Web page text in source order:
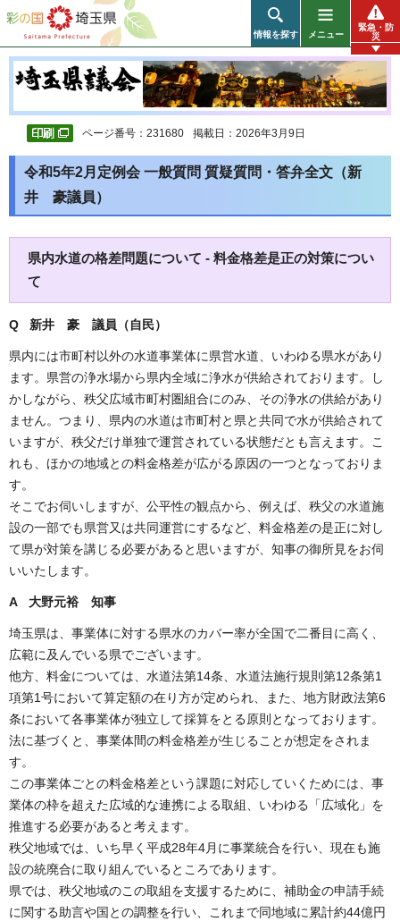
彩の国 埼玉県
情報を探す メニュー
緊急・防
災
ページ番号：231680 掲載日：2026年3月9日
令和5年2月定例会 一般質問 質疑質問・答弁全文（新
井 豪議員）
県内水道の格差問題について - 料金格差是正の対策につい
て
Q 新井 豪 議員（自民）
県内には市町村以外の水道事業体に県営水道、いわゆる県水があり
ます。県営の浄水場から県内全域に浄水が供給されております。し
かしながら、秩父広域市町村圏組合にのみ、その浄水の供給があり
ません。つまり、県内の水道は市町村と県と共同で水が供給されて
いますが、秩父だけ単独で運営されている状態だとも言えます。こ
れも、ほかの地域との料金格差が広がる原因の一つとなっておりま
す。
そこでお伺いしますが、公平性の観点から、例えば、秩父の水道施
設の一部でも県営又は共同運営にするなど、料金格差の是正に対し
て県が対策を講じる必要があると思いますが、知事の御所見をお伺
いいたします。
A 大野元裕 知事
埼玉県は、事業体に対する県水のカバー率が全国で二番目に高く、
広範に及んでいる県でございます。
他方、料金については、水道法第14条、水道法施行規則第12条第1
項第1号において算定額の在り方が定められ、また、地方財政法第6
条において各事業体が独立して採算をとる原則となっております。
法に基づくと、事業体間の料金格差が生じることが想定をされま
す。
この事業体ごとの料金格差という課題に対応していくためには、事
業体の枠を超えた広域的な連携による取組、いわゆる「広域化」を
推進する必要があると考えます。
秩父地域では、いち早く平成28年4月に事業統合を行い、現在も施
設の統廃合に取り組んでいるところであります。
県では、秩父地域のこの取組を支援するために、補助金の申請手続
に関する助言や国との調整を行い、これまで同地域に累計約44億円